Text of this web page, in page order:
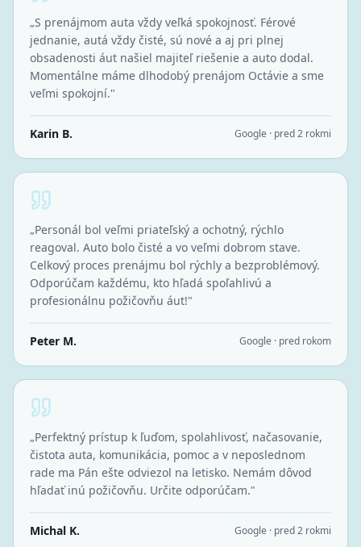
„S prenájmom auta vždy veľká spokojnosť. Férové
jednanie, autá vždy čisté, sú nové a aj pri plnej
obsadenosti áut našiel majiteľ riešenie a auto dodal.
Momentálne máme dlhodobý prenájom Octávie a sme
veľmi spokojní."
Karin B. Google · pred 2 rokmi
„Personál bol veľmi priateľský a ochotný, rýchlo
reagoval. Auto bolo čisté a vo veľmi dobrom stave.
Celkový proces prenájmu bol rýchly a bezproblémový.
Odporúčam každému, kto hľadá spoľahlivú a
profesionálnu požičovňu áut!"
Peter M. Google · pred rokom
„Perfektný prístup k ľuďom, spolahlivosť, načasovanie,
čistota auta, komunikácia, pomoc a v neposlednom
rade ma Pán ešte odviezol na letisko. Nemám dôvod
hľadať inú požičovňu. Určite odporúčam."
Michal K. Google · pred 2 rokmi